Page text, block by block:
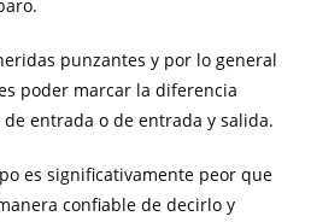
punzantes y por lo general
poder marcar la diferencia
entrada o de entrada y salida.
es significativamente peor que
confiable de decirlo y